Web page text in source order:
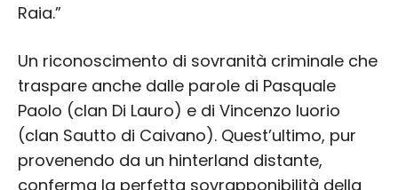
Raia.”
Un riconoscimento di sovranità criminale che
traspare anche dalle parole di Pasquale
Paolo (clan Di Lauro) e di Vincenzo Iuorio
(clan Sautto di Caivano). Quest’ultimo, pur
provenendo da un hinterland distante,
conferma la perfetta sovrapponibilità della